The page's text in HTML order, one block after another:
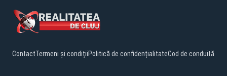
ContactTermeni și condițiiPolitică de confidențialitateCod de conduită